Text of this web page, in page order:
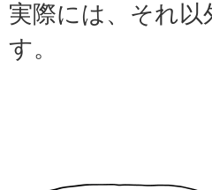
実際には、それ
す。